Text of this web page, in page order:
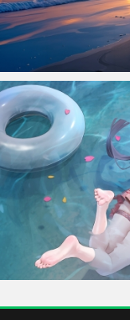
海边少女 海滩 日落 唯